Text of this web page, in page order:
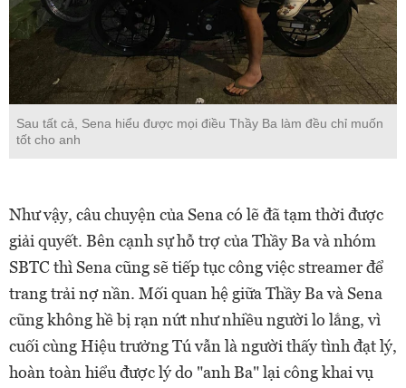
Sau tất cả, Sena hiểu được mọi điều Thầy Ba làm đều chỉ muốn
tốt cho anh
Như vậy, câu chuyện của Sena có lẽ đã tạm thời được
giải quyết. Bên cạnh sự hỗ trợ của Thầy Ba và nhóm
SBTC thì Sena cũng sẽ tiếp tục công việc streamer để
trang trải nợ nần. Mối quan hệ giữa Thầy Ba và Sena
cũng không hề bị rạn nứt như nhiều người lo lắng, vì
cuối cùng Hiệu trưởng Tú vẫn là người thấy tình đạt lý,
hoàn toàn hiểu được lý do "anh Ba" lại công khai vụ